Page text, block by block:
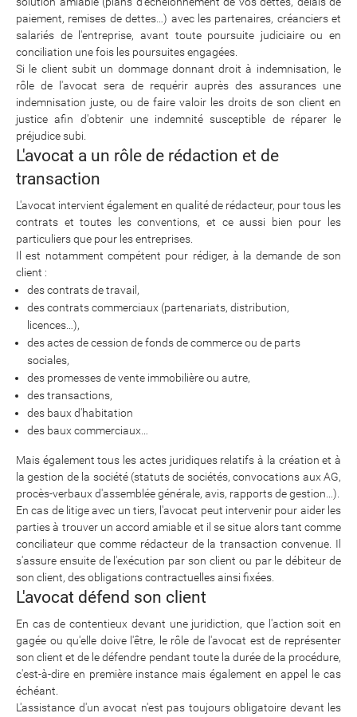
paiement, remises de dettes…) avec les partenaires, créanciers et
salariés de l'entreprise, avant toute poursuite judiciaire ou en
conciliation une fois les poursuites engagées.
Si le client subit un dommage donnant droit à indemnisation, le
rôle de l'avocat sera de requérir auprès des assurances une
indemnisation juste, ou de faire valoir les droits de son client en
justice afin d'obtenir une indemnité susceptible de réparer le
préjudice subi.
L'avocat a un rôle de rédaction et de
transaction
L'avocat intervient également en qualité de rédacteur, pour tous les
contrats et toutes les conventions, et ce aussi bien pour les
particuliers que pour les entreprises.
Il est notamment compétent pour rédiger, à la demande de son
client :
des contrats de travail,
des contrats commerciaux (partenariats, distribution,
licences…),
des actes de cession de fonds de commerce ou de parts
sociales,
des promesses de vente immobilière ou autre,
des transactions,
des baux d'habitation
des baux commerciaux…
Mais également tous les actes juridiques relatifs à la création et à
la gestion de la société (statuts de sociétés, convocations aux AG,
procès-verbaux d'assemblée générale, avis, rapports de gestion…).
En cas de litige avec un tiers, l'avocat peut intervenir pour aider les
parties à trouver un accord amiable et il se situe alors tant comme
conciliateur que comme rédacteur de la transaction convenue. Il
s'assure ensuite de l'exécution par son client ou par le débiteur de
son client, des obligations contractuelles ainsi fixées.
L'avocat défend son client
En cas de contentieux devant une juridiction, que l'action soit en
gagée ou qu'elle doive l'être, le rôle de l'avocat est de représenter
son client et de le défendre pendant toute la durée de la procédure,
c'est-à-dire en première instance mais également en appel le cas
échéant.
L'assistance d'un avocat n'est pas toujours obligatoire devant les